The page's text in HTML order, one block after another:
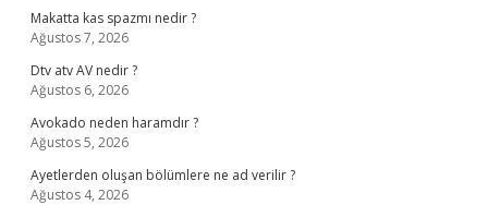
Makatta kas spazmı nedir ?
Ağustos 7, 2026
Dtv atv AV nedir ?
Ağustos 6, 2026
Avokado neden haramdır ?
Ağustos 5, 2026
Ayetlerden oluşan bölümlere ne ad verilir ?
Ağustos 4, 2026